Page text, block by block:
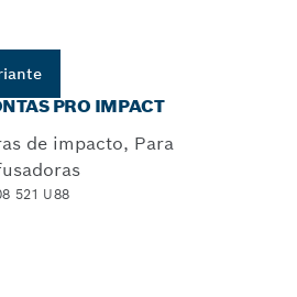
PRO IMPACT
de impacto, Para
521 U88